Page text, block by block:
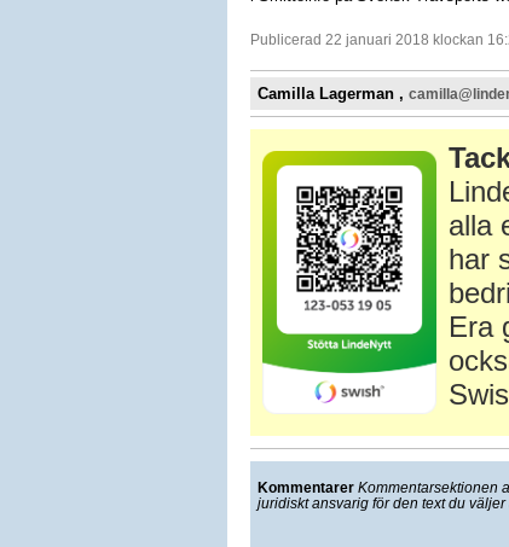
Publicerad 22 januari 2018 klockan
Camilla Lagerman ,
alla
har
Era
Kommentarer Kommentarsektionen
juridiskt ansvarig för den text du